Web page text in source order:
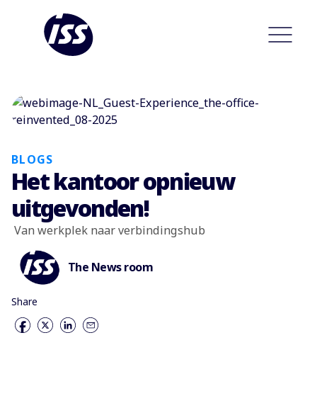
BLOGS
Het kantoor opnieuw
uitgevonden!
Van werkplek naar verbindingshub
The News room
Share